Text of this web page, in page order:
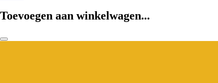
Toevoegen aan winkelwagen...